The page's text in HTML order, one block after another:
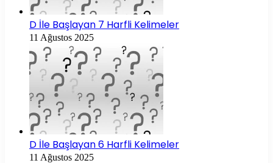
D İle Başlayan 7 Harfli Kelimeler
11 Ağustos 2025
D İle Başlayan 6 Harfli Kelimeler
11 Ağustos 2025